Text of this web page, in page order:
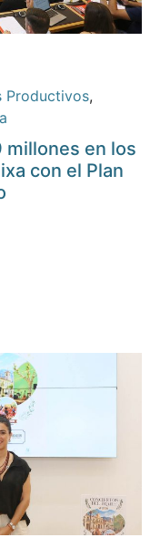
Productivos,
millones en los
con el Plan